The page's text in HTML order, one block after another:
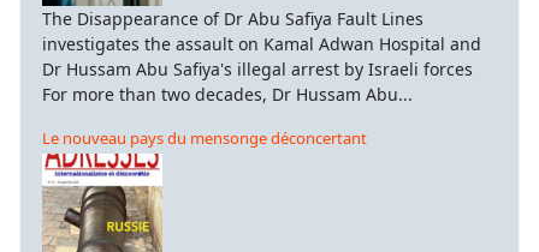
The Disappearance of Dr Abu Safiya Fault Lines
investigates the assault on Kamal Adwan Hospital and
Dr Hussam Abu Safiya's illegal arrest by Israeli forces
For more than two decades, Dr Hussam Abu...
Le nouveau pays du mensonge déconcertant